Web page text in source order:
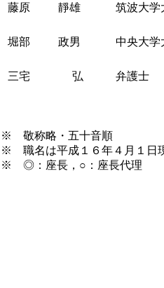
藤原 靜雄 筑波大学
堀部 政男 中央大学
三宅 弘 弁護士
敬称略・五十音順
職名は平成１６年４月１日
◎：座長，○：座長代理